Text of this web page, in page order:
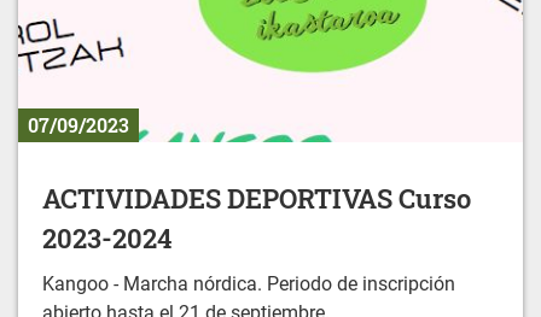
07/09/2023
ACTIVIDADES DEPORTIVAS Curso
2023-2024
Kangoo - Marcha nórdica. Periodo de inscripción